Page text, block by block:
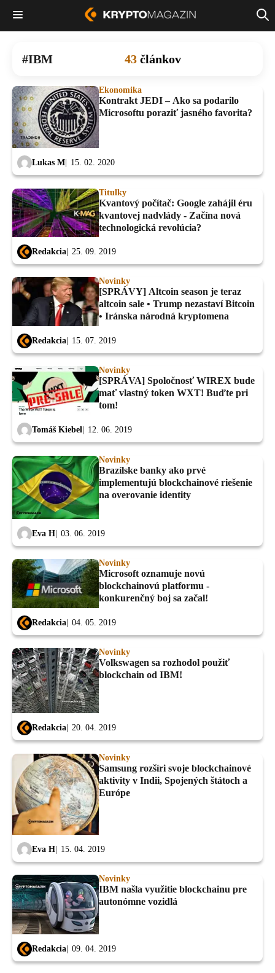
IBM 43 článkov
Ekonomika
Kontrakt JEDI – Ako sa podarilo
Microsoftu poraziť jasného favorita?
Lukas M 15. 02. 2020
Titulky
Kvantový počítač: Google zahájil éru
kvantovej nadvlády - Začína nová
technologická revolúcia?
Redakcia 25. 09. 2019
Novinky
[SPRÁVY] Altcoin season je teraz
altcoin sale • Trump nezastaví Bitcoin
• Iránska národná kryptomena
Redakcia 15. 07. 2019
Novinky
[SPRÁVA] Spoločnosť WIREX bude
mať vlastný token WXT! Buďte pri
tom!
Tomáš Kiebel 12. 06. 2019
Novinky
Brazílske banky ako prvé
implementujú blockchainové riešenie
na overovanie identity
Eva H 03. 06. 2019
Novinky
Microsoft oznamuje novú
blockchainovú platformu -
konkurenčný boj sa začal!
Redakcia 04. 05. 2019
Novinky
Volkswagen sa rozhodol použiť
blockchain od IBM!
Redakcia 20. 04. 2019
Novinky
Samsung rozšíri svoje blockchainové
aktivity v Indii, Spojených štátoch a
Európe
Eva H 15. 04. 2019
Novinky
IBM našla využitie blockchainu pre
autonómne vozidlá
Redakcia 09. 04. 2019